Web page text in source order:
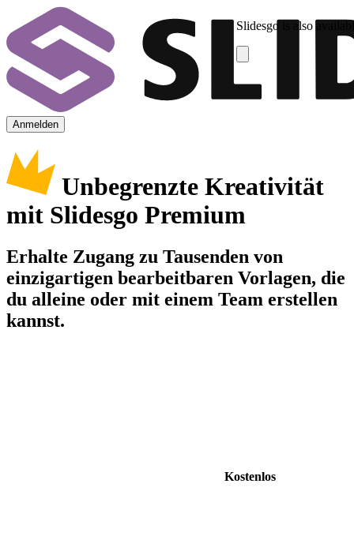
Slidesgo is also
Anmelden
Unbegrenzte Kreativität
mit Slidesgo Premium
Erhalte Zugang zu Tausenden von
einzigartigen bearbeitbaren Vorlagen, die
du alleine oder mit einem Team erstellen
kannst.
Kostenlos